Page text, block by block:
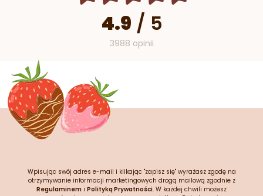
4.9 / 5
3988 opinii
Wpisując swój adres e-mail i klikając "zapisz się" wyrażasz zgodę na
otrzymywanie informacji marketingowych drogą mailową zgodnie z
Regulaminem i Polityką Prywatności. W każdej chwili możesz